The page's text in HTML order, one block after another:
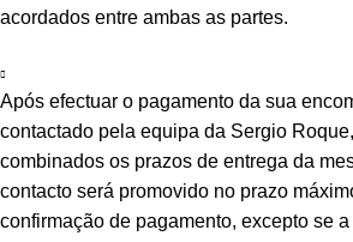
acordados entre ambas as partes.
Após efectuar o pagamento da sua
contactado pela equipa da Sergio
combinados os prazos de entrega da
contacto será promovido no prazo
confirmação de pagamento, excepto se